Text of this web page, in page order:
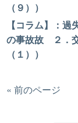
（９））
【コラム】：
の事故故 ２．
（１））
« 前のページ